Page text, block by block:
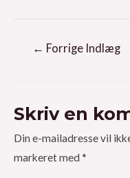
Indlægsnavigation
← Forrige Indlæg
Skriv en
Din e-mailadresse vil
markeret med *